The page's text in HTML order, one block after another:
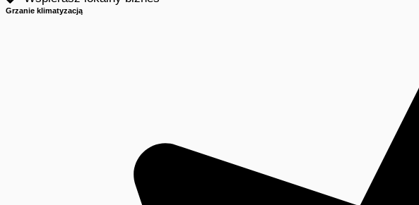
Grzanie klimatyzacją